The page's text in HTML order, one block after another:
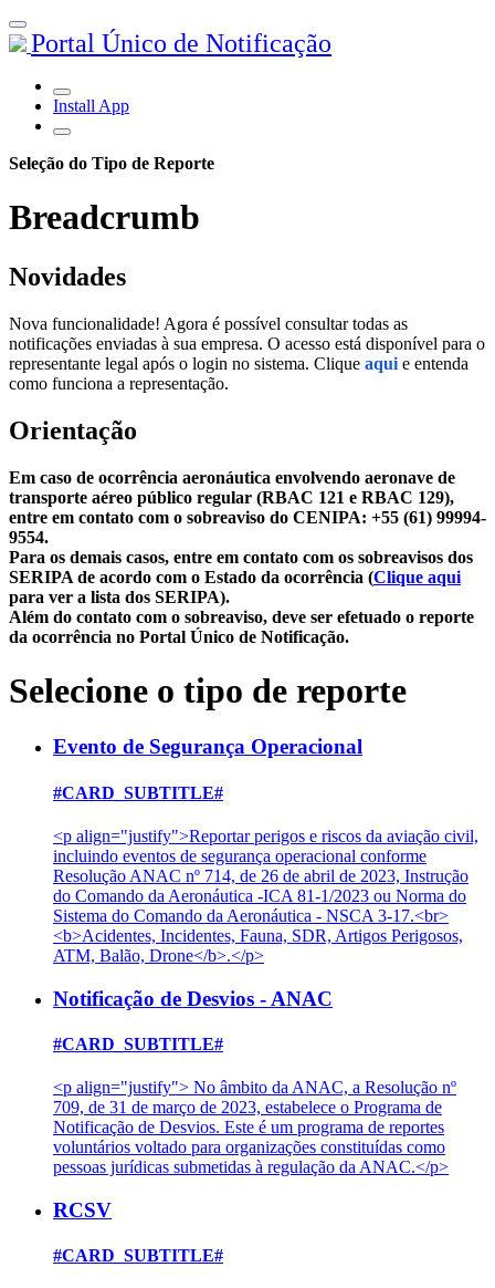
Portal Único de Notificação
Install App
Seleção do Tipo de Reporte
Breadcrumb
Novidades
Nova funcionalidade! Agora é possível consultar todas as
notificações enviadas à sua empresa. O acesso está disponível para o
representante legal após o login no sistema. Clique aqui e entenda
como funciona a representação.
Orientação
Em caso de ocorrência aeronáutica envolvendo aeronave de
transporte aéreo público regular (RBAC 121 e RBAC 129),
entre em contato com o sobreaviso do CENIPA: +55 (61) 99994-
9554.
Para os demais casos, entre em contato com os sobreavisos dos
SERIPA de acordo com o Estado da ocorrência (Clique aqui
para ver a lista dos SERIPA).
Além do contato com o sobreaviso, deve ser efetuado o reporte
da ocorrência no Portal Único de Notificação.
Selecione o tipo de reporte
Evento de Segurança Operacional
#CARD_SUBTITLE#
<p align="justify">Reportar perigos e riscos da aviação civil,
incluindo eventos de segurança operacional conforme
Resolução ANAC nº 714, de 26 de abril de 2023, Instrução
do Comando da Aeronáutica -ICA 81-1/2023 ou Norma do
Sistema do Comando da Aeronáutica - NSCA 3-17.<br>
<b>Acidentes, Incidentes, Fauna, SDR, Artigos Perigosos,
ATM, Balão, Drone</b>.</p>
Notificação de Desvios - ANAC
#CARD_SUBTITLE#
<p align="justify"> No âmbito da ANAC, a Resolução nº
709, de 31 de março de 2023, estabelece o Programa de
Notificação de Desvios. Este é um programa de reportes
voluntários voltado para organizações constituídas como
pessoas jurídicas submetidas à regulação da ANAC.</p>
RCSV
#CARD_SUBTITLE#